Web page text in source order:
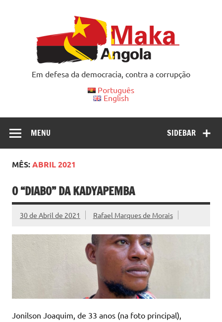
Em defesa da democracia, contra a corrupção
Português
English
SIDEBAR
MENU
MÊS:ABRIL 2021
O “DIABO” DA KADYAPEMBA
30 de Abril de 2021 Rafael Marques de Morais
Jonilson Joaquim, de 33 anos (na foto principal),